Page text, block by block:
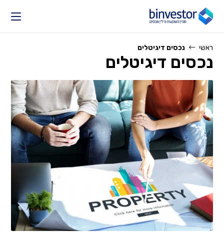
content
ראשי נכסים דיגיטלים
נכסים דיגיטלים